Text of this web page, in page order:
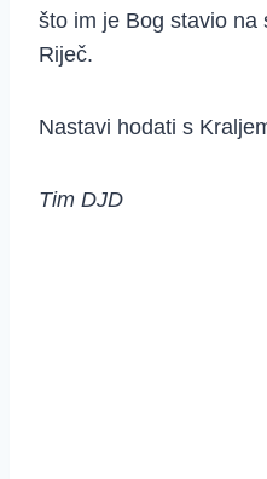
što im je Bog stavio na
Riječ.
Nastavi hodati s
Tim DJD